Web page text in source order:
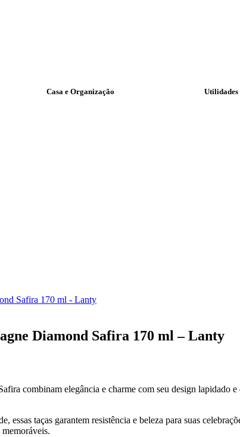
Casa e Organização Utilidades
Diamond Safira 170 ml – Lanty
combinam elegância e charme com seu design
essas taças garantem resistência e beleza para suas
memoráveis.